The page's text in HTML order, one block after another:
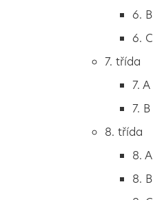
4. A
5. A
6. B
6. C
7. třída
7. A
7. B
8. třída
8. A
8. B